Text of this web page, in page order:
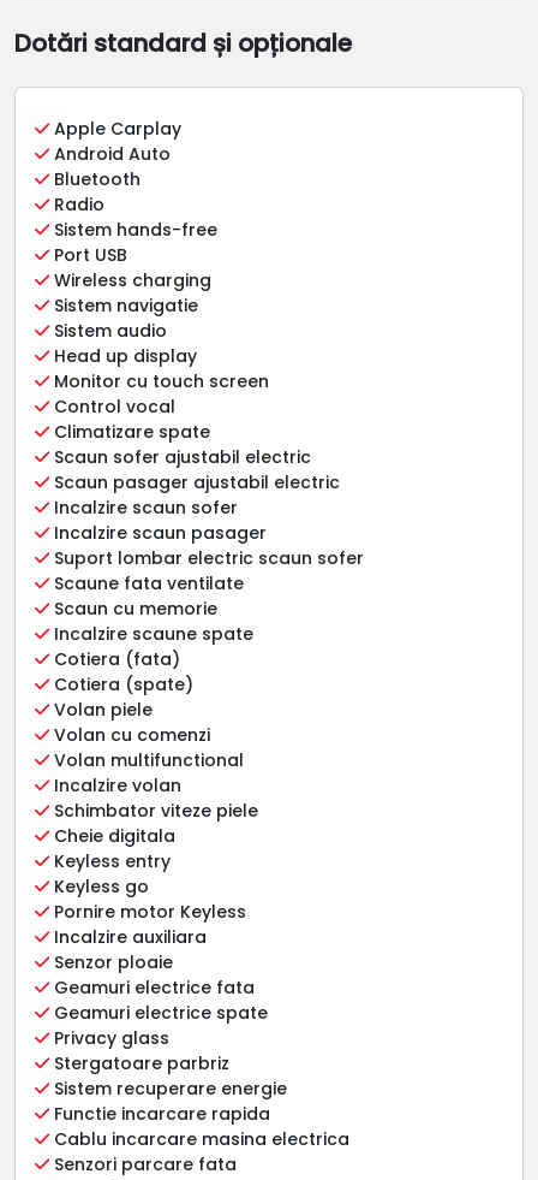
Dotări standard și opționale
Apple Carplay
Android Auto
Bluetooth
Radio
Sistem hands-free
Port USB
Wireless charging
Sistem navigatie
Sistem audio
Head up display
Monitor cu touch screen
Control vocal
Climatizare spate
Scaun sofer ajustabil electric
Scaun pasager ajustabil electric
Incalzire scaun sofer
Incalzire scaun pasager
Suport lombar electric scaun sofer
Scaune fata ventilate
Scaun cu memorie
Incalzire scaune spate
Cotiera (fata)
Cotiera (spate)
Volan piele
Volan cu comenzi
Volan multifunctional
Incalzire volan
Schimbator viteze piele
Cheie digitala
Keyless entry
Keyless go
Pornire motor Keyless
Incalzire auxiliara
Senzor ploaie
Geamuri electrice fata
Geamuri electrice spate
Privacy glass
Stergatoare parbriz
Sistem recuperare energie
Functie incarcare rapida
Cablu incarcare masina electrica
Senzori parcare fata